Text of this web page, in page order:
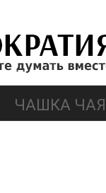
ЧАШКА ЧАЯ